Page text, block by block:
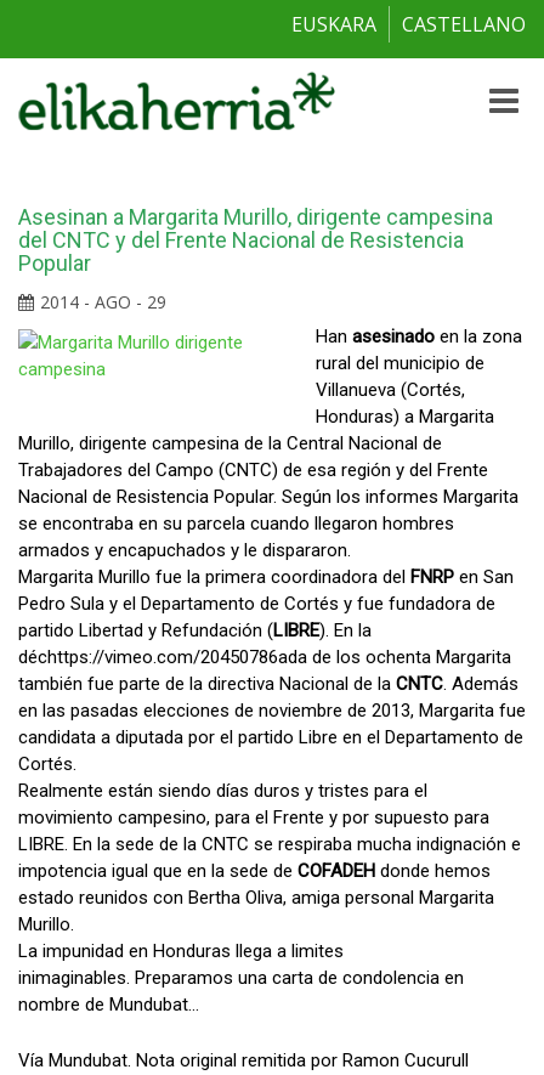
EUSKARA CASTELLANO
Toggle
Asesinan a Margarita Murillo, dirigente campesina
del CNTC y del Frente Nacional de Resistencia
Popular
2014 - AGO - 29
Han asesinado en la zona
rural del municipio de
Villanueva (Cortés,
Honduras) a Margarita
Murillo, dirigente campesina de la Central Nacional de
Trabajadores del Campo (CNTC) de esa región y del Frente
Nacional de Resistencia Popular. Según los informes Margarita
se encontraba en su parcela cuando llegaron hombres
armados y encapuchados y le dispararon.
Margarita Murillo fue la primera coordinadora del FNRP en San
Pedro Sula y el Departamento de Cortés y fue fundadora de
partido Libertad y Refundación (LIBRE). En la
déchttps://vimeo.com/20450786ada de los ochenta Margarita
también fue parte de la directiva Nacional de la CNTC. Además
en las pasadas elecciones de noviembre de 2013, Margarita fue
candidata a diputada por el partido Libre en el Departamento de
Cortés.
Realmente están siendo días duros y tristes para el
movimiento campesino, para el Frente y por supuesto para
LIBRE. En la sede de la CNTC se respiraba mucha indignación e
impotencia igual que en la sede de COFADEH donde hemos
estado reunidos con Bertha Oliva, amiga personal Margarita
Murillo.
La impunidad en Honduras llega a limites
inimaginables. Preparamos una carta de condolencia en
nombre de Mundubat…
Vía Mundubat. Nota original remitida por Ramon Cucurull